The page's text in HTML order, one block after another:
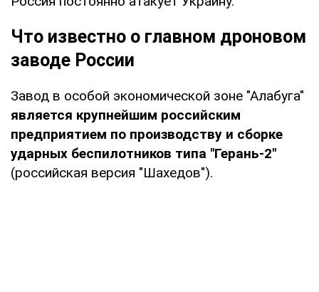
Что известно о главном дроновом
заводе России
Завод в особой экономической зоне "Алабуга"
является крупнейшим российским
предприятием по производству и сборке
ударных беспилотников типа "Герань-2"
(российская версия "Шахедов").